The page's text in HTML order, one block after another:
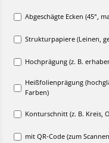
Abgeschägte Ecken (45°,
Strukturpapiere (Leinen,
Hochprägung (z. B.
Heißfolienprägung
Farben)
Konturschnitt (z. B. Kreis,
mit QR-Code (zum